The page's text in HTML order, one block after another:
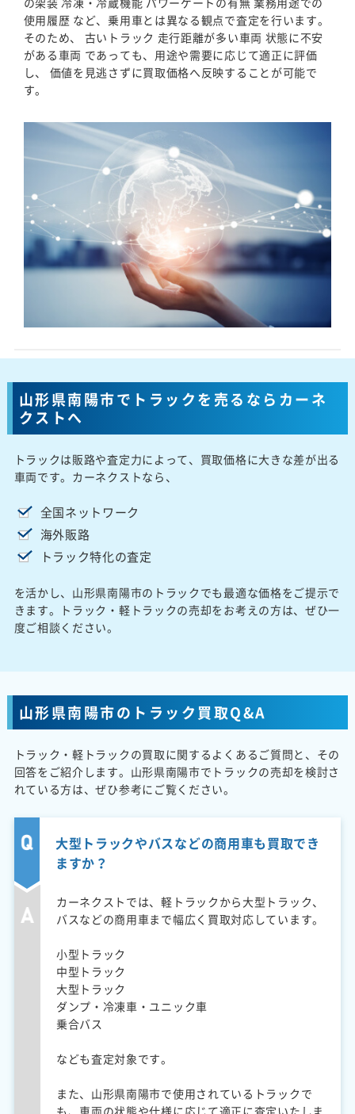
使用履歴 など、乗用車とは異なる観点で査定を行います。
そのため、 古いトラック 走行距離が多い車両 状態に不安
がある車両 であっても、用途や需要に応じて適正に評価
し、 価値を見逃さずに買取価格へ反映することが可能で
す。
山形県南陽市でトラックを売るならカーネ
クストへ
トラックは販路や査定力によって、買取価格に大きな差が出る
車両です。カーネクストなら、
全国ネットワーク
海外販路
トラック特化の査定
を活かし、山形県南陽市のトラックでも最適な価格をご提示で
きます。トラック・軽トラックの売却をお考えの方は、ぜひ一
度ご相談ください。
山形県南陽市のトラック買取Q&A
トラック・軽トラックの買取に関するよくあるご質問と、その
回答をご紹介します。山形県南陽市でトラックの売却を検討さ
れている方は、ぜひ参考にご覧ください。
大型トラックやバスなどの商用車も買取でき
ますか？
カーネクストでは、軽トラックから大型トラック、
バスなどの商用車まで幅広く買取対応しています。
小型トラック
中型トラック
大型トラック
ダンプ・冷凍車・ユニック車
乗合バス
なども査定対象です。
また、山形県南陽市で使用されているトラックで
も、車両の状態や仕様に応じて適正に査定いたしま